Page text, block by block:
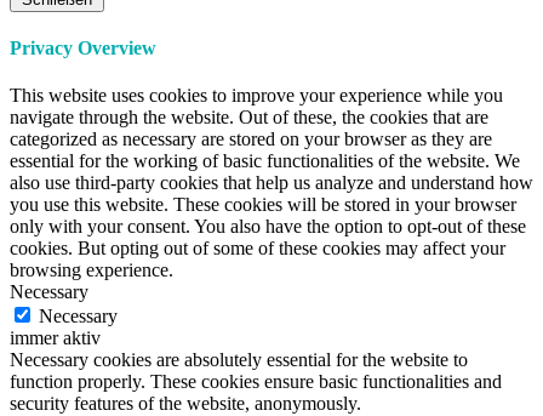
Privacy Overview
This website uses cookies to improve your experience while you
navigate through the website. Out of these, the cookies that are
categorized as necessary are stored on your browser as they are
essential for the working of basic functionalities of the website. We
also use third-party cookies that help us analyze and understand how
you use this website. These cookies will be stored in your browser
only with your consent. You also have the option to opt-out of these
cookies. But opting out of some of these cookies may affect your
browsing experience.
Necessary
Necessary
immer aktiv
Necessary cookies are absolutely essential for the website to
function properly. These cookies ensure basic functionalities and
security features of the website, anonymously.